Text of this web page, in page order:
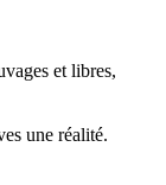
et libres,
une réalité.